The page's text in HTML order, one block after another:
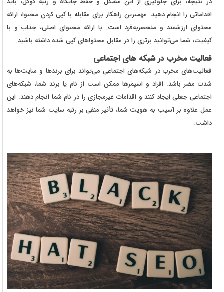
اقداماتی را انجام دهید. مهمترین راهکار برای مقابله با کپی کردن محتوا، ارائه
محتوای ارزشمند و منحصربه‌فرد است. با ارائه محتوای اصلی، جذاب و با
کیفیت، شما می‌توانید برتری را در مقابل محتواهای کپی شده داشته باشید.
فعالیت مخرب در شبکه های اجتماعی
فعالیت‌های مخرب در شبکه‌های اجتماعی می‌تواند برای برندها و سایت‌ها به
شدت مضر باشد. افراد و اسپمرها ممکن است از نام یا برند شما، شبکه‌های
اجتماعی جعلی ایجاد کنند و اقدامات غیرمجازی را در نام شما انجام دهند. این
عمل علاوه بر آسیب به هویت شما، تأثیر منفی بر رتبه سایت شما نیز خواهد
داشت.